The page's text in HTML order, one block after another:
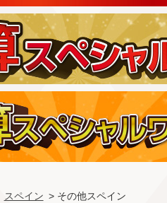
スペイン > その他スペイン